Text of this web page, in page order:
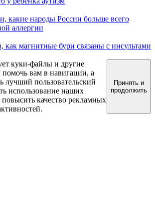
какие народы России больше всего
аллергии
магнитные бури связаны с инсультами
куки-файлы и другие
вам в навигации, а
лучший пользовательский
использование наших
повысить качество рекламных
Принять и
продолжить